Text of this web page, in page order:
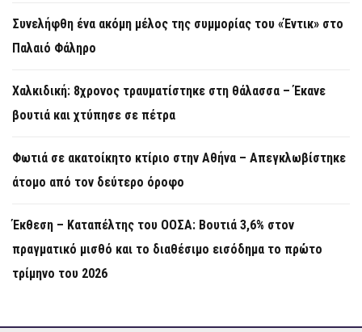
Συνελήφθη ένα ακόμη μέλος της συμμορίας του «Έντικ» στο
Παλαιό Φάληρο
Χαλκιδική: 8χρονος τραυματίστηκε στη θάλασσα – Έκανε
βουτιά και χτύπησε σε πέτρα
Φωτιά σε ακατοίκητο κτίριο στην Αθήνα – Απεγκλωβίστηκε
άτομο από τον δεύτερο όροφο
Έκθεση – Καταπέλτης του ΟΟΣΑ: Βουτιά 3,6% στον
πραγματικό μισθό και το διαθέσιμο εισόδημα το πρώτο
τρίμηνο του 2026